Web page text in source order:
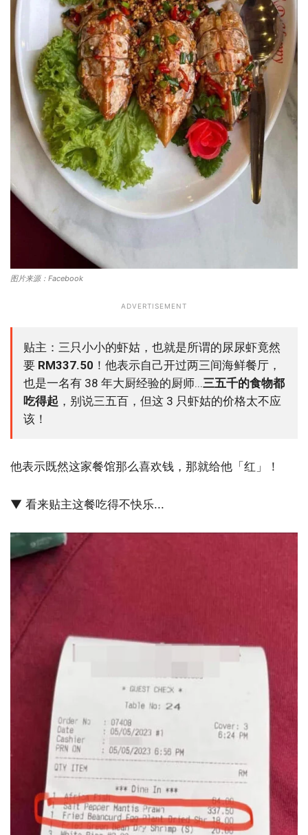
图片来源：Facebook
ADVERTISEMENT
贴主：三只小小的虾姑，也就是所谓的尿尿虾竟然
要 RM337.50 ！他表示自己开过两三间海鲜餐厅，
也是一名有 38 年大厨经验的厨师...三五千的食物都
吃得起 ，别说三五百，但这 3 只虾姑的价格太不应
该！
他表示既然这家餐馆那么喜欢钱，那就给他「红」！
▼ 看来贴主这餐吃得不快乐...